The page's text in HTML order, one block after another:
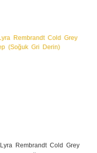
Lyra Rembrandt Cold Grey